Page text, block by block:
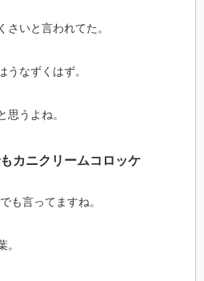
さいと言われてた。
うなずくはず。
思うよね。
カニクリームコロッケ
も言ってますね。
。